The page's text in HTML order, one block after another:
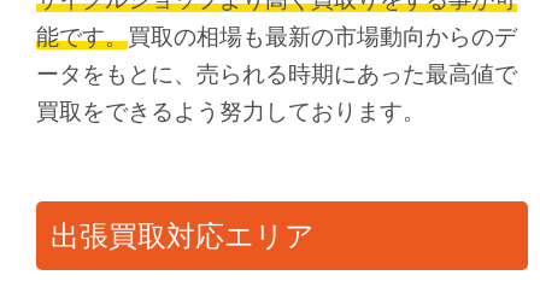
能です。買取の相場も最新の市場動向からのデ
ータをもとに、売られる時期にあった最高値で
買取をできるよう努力しております。
出張買取対応エリア